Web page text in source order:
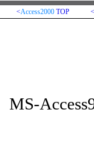
<Access2000 TOP
MS-